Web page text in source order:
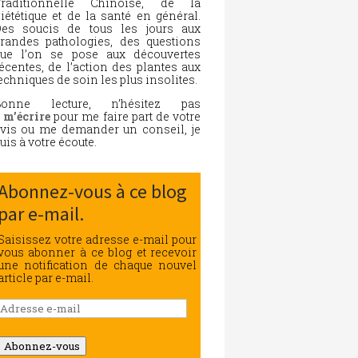
et de la santé en général.
soucis de tous les jours aux
pathologies, des questions
l’on se pose aux découvertes
de l’action des plantes aux
de soin les plus insolites.
lecture, n’hésitez pas
m’écrire pour me faire part de votre
ou me demander un conseil, je
à votre écoute.
vous à ce blog
par e-mail.
votre adresse e-mail pour
abonner à ce blog et recevoir
notification de chaque nouvel
par e-mail.
Abonnez-vous